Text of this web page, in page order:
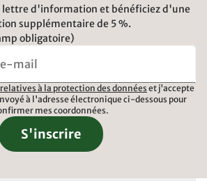
lettre d'information et bénéficiez d'une
supplémentaire de 5 %.
obligatoire)
à la protection des données et j'accepte
à l'adresse électronique ci-dessous pour
mes coordonnées.
S'inscrire